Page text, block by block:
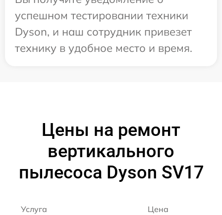
успешном тестировании техники
Dyson, и наш сотрудник привезет
технику в удобное место и время.
Цены на ремонт
вертикального
пылесоса Dyson SV17
Услуга Цена